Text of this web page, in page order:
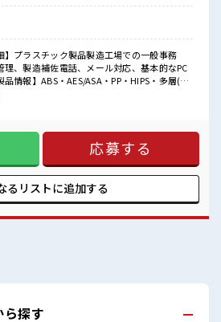
探せる≫
ます！
憩室で♪
る☆
】プラスチック製品製造工場での一般事務
理、製造補佐電話、メール対応、基本的なPC
情報】ABS・AES/ASA・PP・HIPS・多層(2
シート等、真空成形、その他製作加工 ■お
毎日の服装の悩み解消♪ ≪未経験OKの仕事
ャレンジするのは不安だけど、 しっかり働
ます！ イチからスキルUP・ステップUP目
ょう！ ≪自分に向いている仕事が探せる≫ 困
れば、 担当がしっかりサポートします！ ■職
の合間の息抜きは休憩室で♪ ロッカーあり！
応募する
るリストに追加する
ら探す